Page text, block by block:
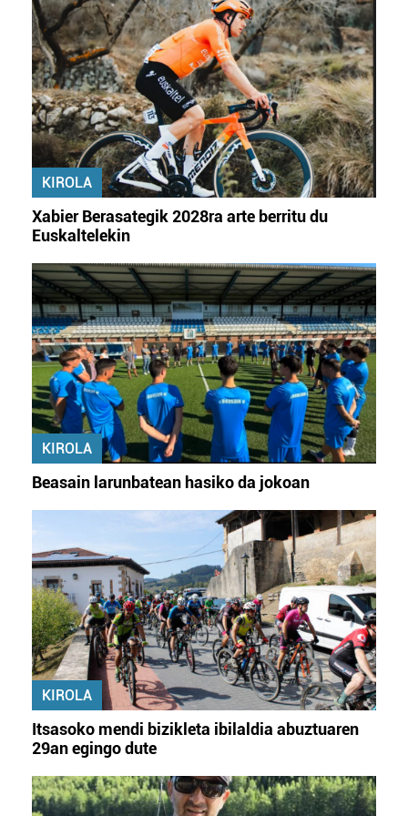
fitxategiak erabiltzen ditu. Zure esperientzia eta
zerbitzuak hobetzeko asmoz, cookie teknologiaz
baliatzen gara. Ohar hau onartuz gero, teknologia hori
erabiltzeko baimen esplizitua ematen diguzu.Gehiago
irakurri
KIROLA
Xabier Berasategik 2028ra arte berritu du
Euskaltelekin
KIROLA
Beasain larunbatean hasiko da jokoan
KIROLA
Itsasoko mendi bizikleta ibilaldia abuztuaren
29an egingo dute